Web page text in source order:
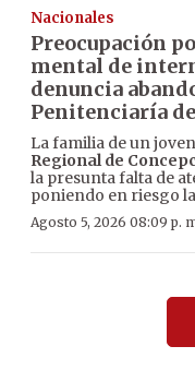
Nacionales
Preocupación
mental de
denuncia
Penitenciaría
La familia de un
Regional de
la presunta falta de
poniendo en riesgo
Agosto 5, 2026 08:09 p.